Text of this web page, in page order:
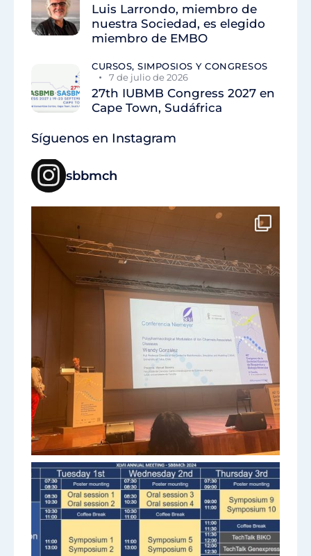
Luis Larrondo, miembro de
nuestra Sociedad, es elegido
miembro de EMBO
CURSOS, SIMPOSIOS Y CONGRESOS
7 de julio de 2026
27th IUBMB Congress 2027 en
Cape Town, Sudáfrica
Síguenos en Instagram
sbbmch